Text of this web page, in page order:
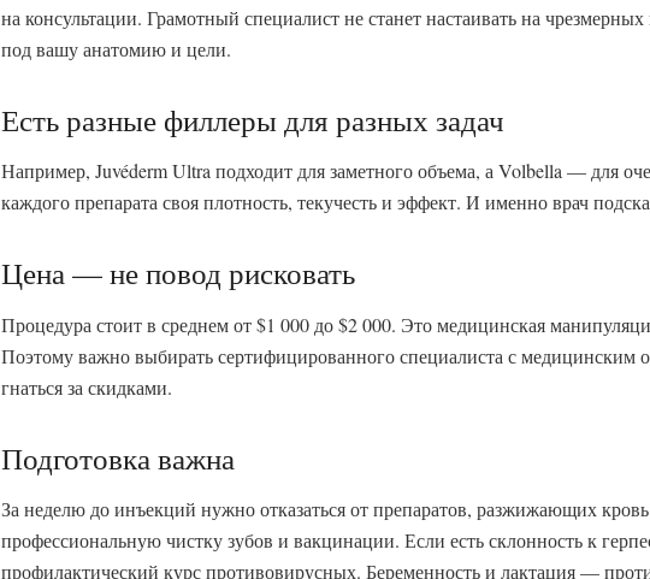
на консультации. Грамотный специалист не станет настаивать на
под вашу анатомию и цели.
Есть разные филлеры для разных задач
Например, Juvéderm Ultra подходит для заметного объема, а Volbella — для
каждого препарата своя плотность, текучесть и эффект. И именно врач
Цена — не повод рисковать
Процедура стоит в среднем от $1 000 до $2 000. Это медицинская
Поэтому важно выбирать сертифицированного специалиста с медицинским
гнаться за скидками.
Подготовка важна
За неделю до инъекций нужно отказаться от препаратов, разжижающих
профессиональную чистку зубов и вакцинации. Если есть склонность к
профилактический курс противовирусных. Беременность и лактация —